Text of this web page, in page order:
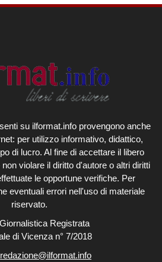
su ilformat.info provengono anche
per utilizzo informativo, didattico,
di lucro. Al fine di accettare il libero
violare il diritto d'autore o altri diritti
le opportune verifiche. Per
eventuali errori nell'uso di materiale
riservato.
Registrata
di Vicenza n° 7/2018
redazione@ilformat.info